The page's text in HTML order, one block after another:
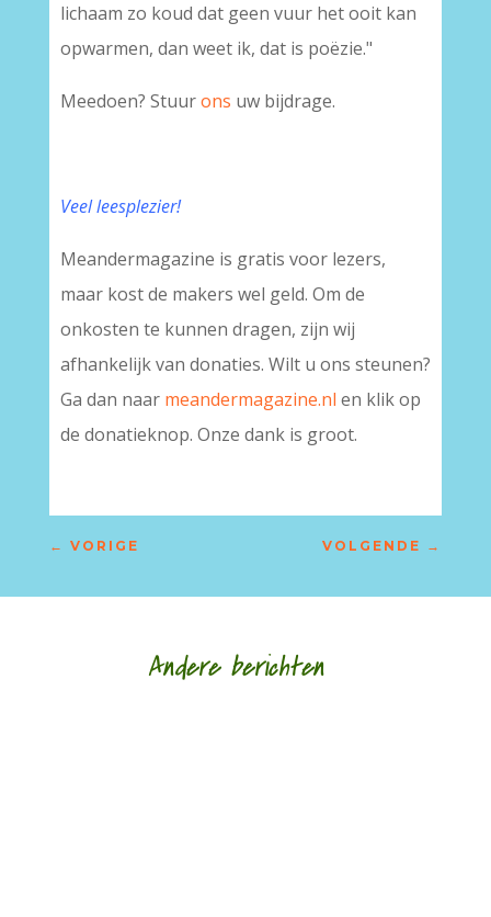
lichaam zo koud dat geen vuur het ooit kan
opwarmen, dan weet ik, dat is poëzie."
Meedoen? Stuurons uw bijdrage.
Veel leesplezier!
Meandermagazine is gratis voor lezers,
maar kost de makers wel geld. Om de
onkosten te kunnen dragen, zijn wij
afhankelijk van donaties. Wilt u ons steunen?
Ga dan naar meandermagazine.nl en klik op
de donatieknop. Onze dank is groot.
← VORIGE VOLGENDE →
Andere berichten